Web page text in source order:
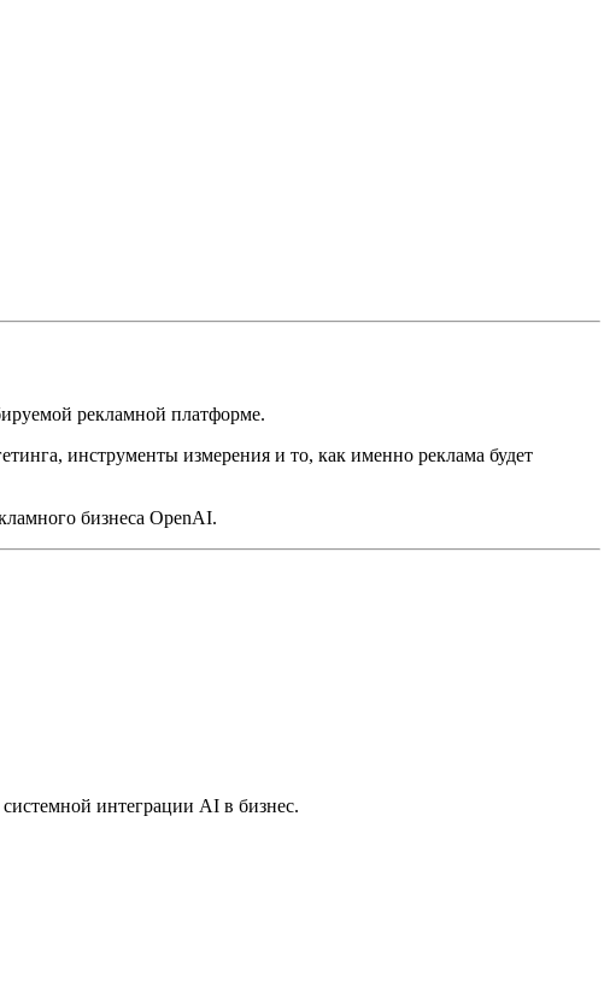
рекламной платформе.
инструменты измерения и то, как именно реклама будет
бизнеса OpenAI.
интеграции AI в бизнес.